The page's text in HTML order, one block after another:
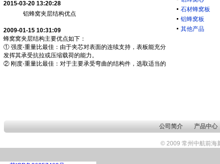
2015-03-20 13:20:28
铝蜂窝夹层结构优点
2009-01-15 10:31:09
蜂窝窝夹层结构主要优点如下：
① 强度-重量比最佳：由于夹芯对表面的连续支持，表板能充分
发挥其承受抗拉或压缩载荷的能力。
② 刚度-重量比最佳：对于主要承受弯曲的结构件，选取适当的
石材蜂窝板
铝蜂窝板
其他产品
公司简介 产品中心
© 2009 常州中航前海